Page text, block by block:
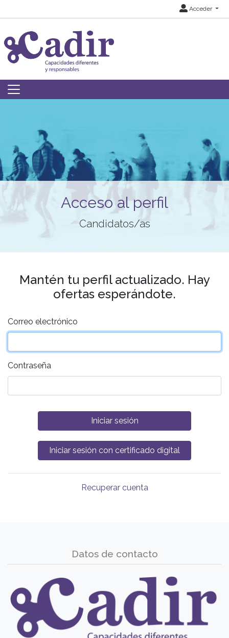
Acceder
Acceso al perfil
Candidatos/as
Mantén tu perfil actualizado. Hay
ofertas esperándote.
Correo electrónico
Contraseña
Recuperar cuenta
Datos de contacto